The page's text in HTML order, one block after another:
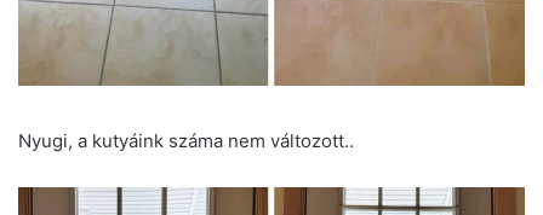
Nyugi, a kutyáink száma nem változott..